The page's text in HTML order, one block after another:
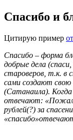
Спасибо и
Цитирую пример
Спасибо – форма
добрые дела
староверов, т.к. в
сами создают свою
(Сатанаила).
отвечают:
рублей(?) за